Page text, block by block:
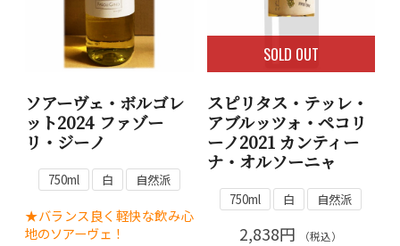
ソアーヴェ・ボルゴレ
ット2024 ファゾー
リ・ジーノ
750ml 白 自然派
★バランス良く軽快な飲み心
地のソアーヴェ！
SOLD OUT
スピリタス・テッレ・
アブルッツォ・ペコリ
ーノ2021 カンティー
ナ・オルソーニャ
750ml 白 自然派
2,838円 （税込）